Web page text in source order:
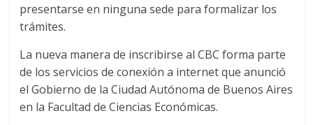
presentarse en ninguna sede para formalizar los
trámites.
La nueva manera de inscribirse al CBC forma parte
de los servicios de conexión a internet que anunció
el Gobierno de la Ciudad Autónoma de Buenos Aires
en la Facultad de Ciencias Económicas.